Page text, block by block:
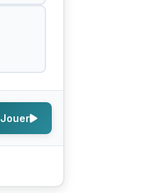
Jouer